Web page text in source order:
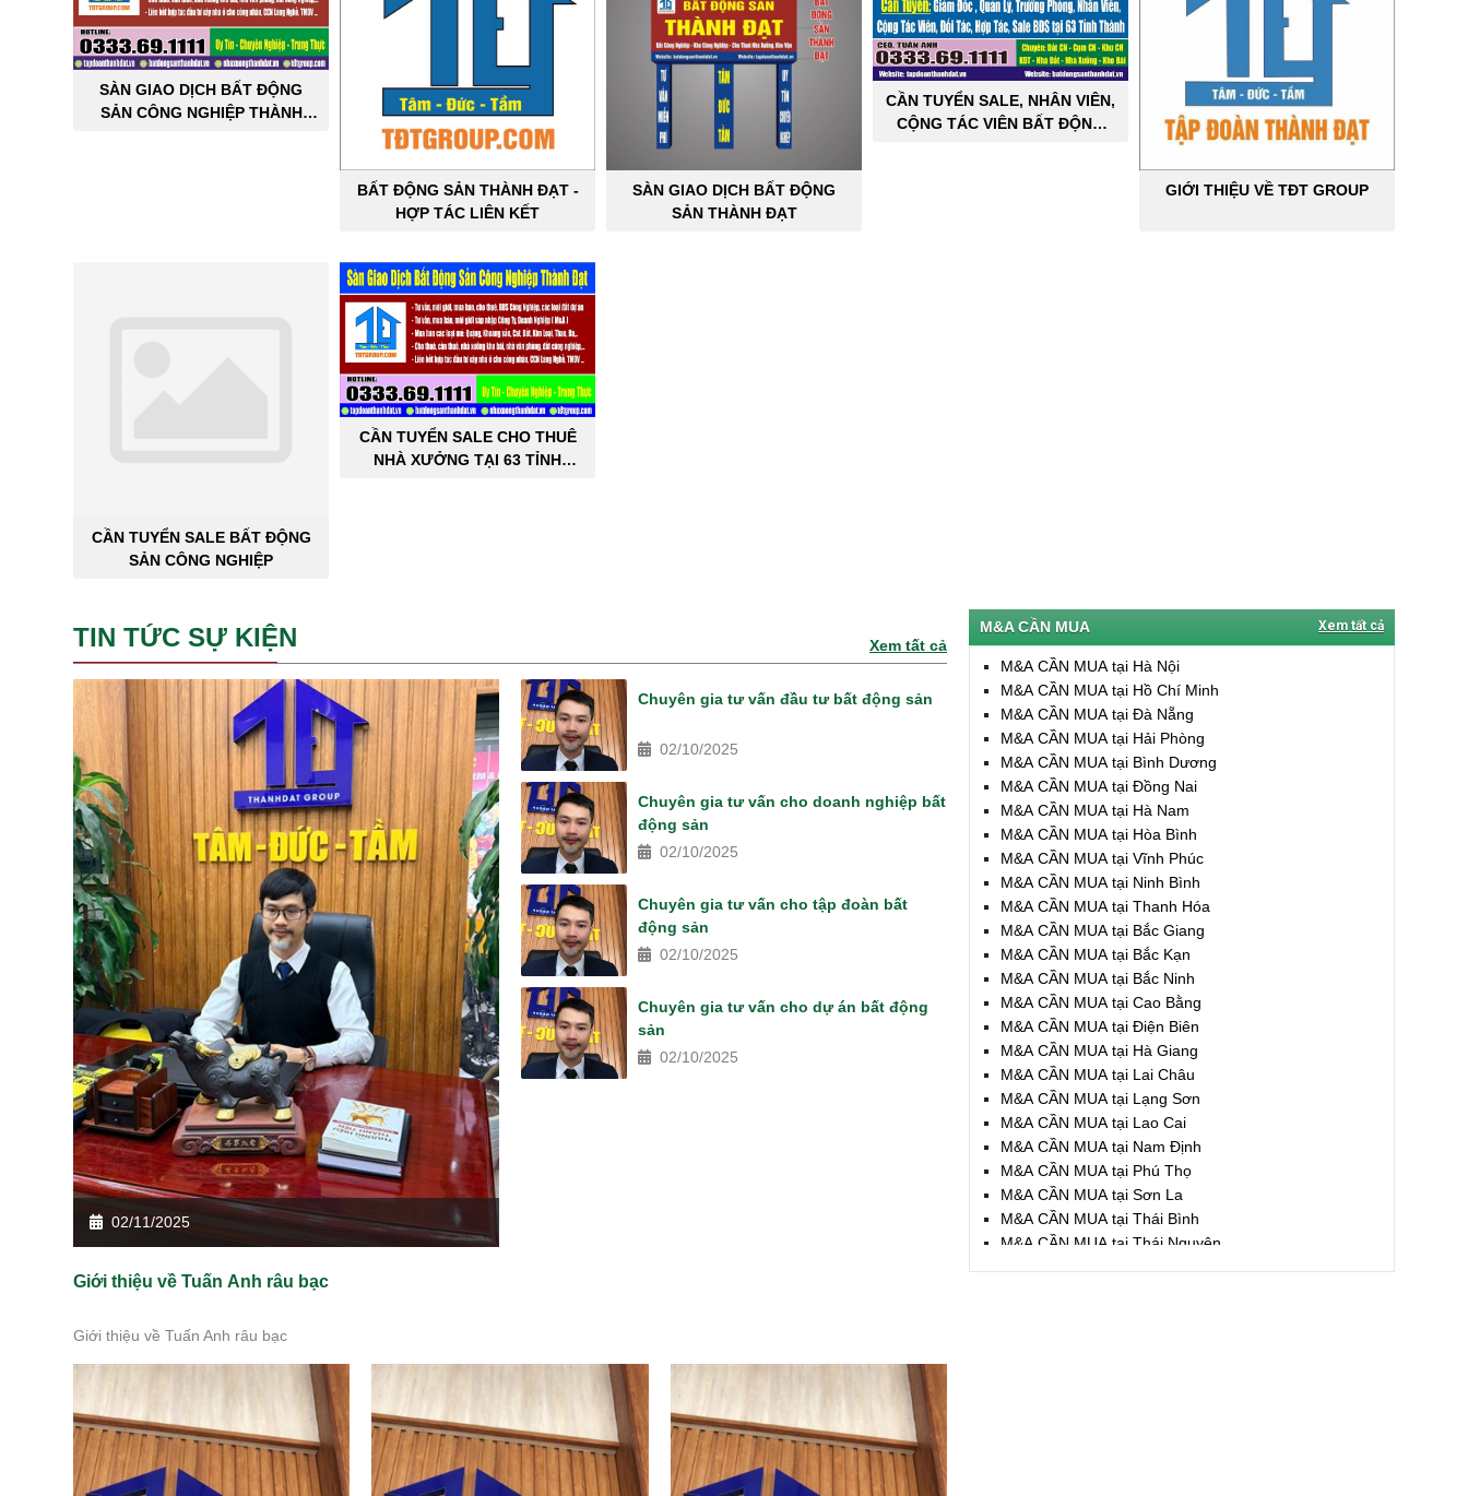
SÀN GIAO DỊCH BẤT ĐỘNG
SẢN CÔNG NGHIỆP THÀNH
BẤT ĐỘNG SẢN THÀNH ĐẠT -
HỢP TÁC LIÊN KẾT
SÀN GIAO DỊCH BẤT ĐỘNG
SẢN THÀNH ĐẠT
CẦN TUYỂN SALE, NHÂN VIÊN,
CỘNG TÁC VIÊN BẤT ĐỘNG
GIỚI THIỆU VỀ TĐT GROUP
CẦN TUYỂN SALE BẤT ĐỘNG
SẢN CÔNG NGHIỆP
CẦN TUYỂN SALE CHO THUÊ
NHÀ XƯỞNG TẠI 63 TỈNH
TIN TỨC SỰ KIỆN Xem tất cả
02/11/2025
Giới thiệu về Tuấn Anh râu bạc
Giới thiệu về Tuấn Anh râu bạc
Chuyên gia tư vấn đầu tư bất động sản
02/10/2025
Chuyên gia tư vấn cho doanh nghiệp bất
động sản
02/10/2025
Chuyên gia tư vấn cho tập đoàn bất
động sản
02/10/2025
Chuyên gia tư vấn cho dự án bất động
sản
02/10/2025
M&A CẦN MUA Xem tất cả
M&A CẦN MUA tại Hà Nội
M&A CẦN MUA tại Hồ Chí Minh
M&A CẦN MUA tại Đà Nẵng
M&A CẦN MUA tại Hải Phòng
M&A CẦN MUA tại Bình Dương
M&A CẦN MUA tại Đồng Nai
M&A CẦN MUA tại Hà Nam
M&A CẦN MUA tại Hòa Bình
M&A CẦN MUA tại Vĩnh Phúc
M&A CẦN MUA tại Ninh Bình
M&A CẦN MUA tại Thanh Hóa
M&A CẦN MUA tại Bắc Giang
M&A CẦN MUA tại Bắc Kạn
M&A CẦN MUA tại Bắc Ninh
M&A CẦN MUA tại Cao Bằng
M&A CẦN MUA tại Điện Biên
M&A CẦN MUA tại Hà Giang
M&A CẦN MUA tại Lai Châu
M&A CẦN MUA tại Lạng Sơn
M&A CẦN MUA tại Lao Cai
M&A CẦN MUA tại Nam Định
M&A CẦN MUA tại Phú Thọ
M&A CẦN MUA tại Sơn La
M&A CẦN MUA tại Thái Bình
M&A CẦN MUA tại Thái Nguyên